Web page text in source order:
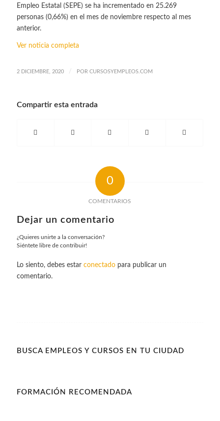
Empleo Estatal (SEPE) se ha incrementado en 25.269
personas (0,66%) en el mes de noviembre respecto al mes
anterior.
Ver noticia completa
2 DICIEMBRE, 2020 / POR CURSOSYEMPLEOS.COM
Compartir esta entrada
0
COMENTARIOS
Dejar un comentario
¿Quieres unirte a la conversación?
Siéntete libre de contribuir!
Lo siento, debes estar conectadopara publicar un
comentario.
BUSCA EMPLEOS Y CURSOS EN TU CIUDAD
FORMACIÓN RECOMENDADA